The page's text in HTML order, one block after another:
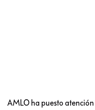
AMLO ha puesto